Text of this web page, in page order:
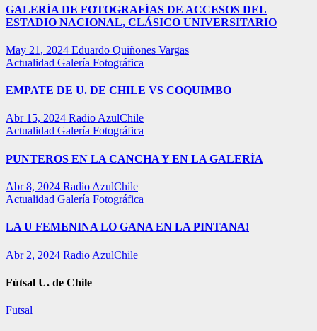
GALERÍA DE FOTOGRAFÍAS DE ACCESOS DEL
ESTADIO NACIONAL, CLÁSICO UNIVERSITARIO
May 21, 2024 Eduardo Quiñones Vargas
Actualidad Galería Fotográfica
EMPATE DE U. DE CHILE VS COQUIMBO
Abr 15, 2024 Radio AzulChile
Actualidad Galería Fotográfica
PUNTEROS EN LA CANCHA Y EN LA GALERÍA
Abr 8, 2024 Radio AzulChile
Actualidad Galería Fotográfica
LA U FEMENINA LO GANA EN LA PINTANA!
Abr 2, 2024 Radio AzulChile
Fútsal U. de Chile
Futsal